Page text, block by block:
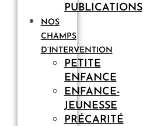
PUBLICATIONS
NOS
CHAMPS
D’INTERVENTION
PETITE
ENFANCE
ENFANCE-
JEUNESSE
PRÉCARITÉ